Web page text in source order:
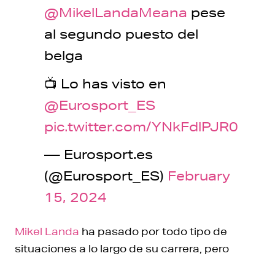
@MikelLandaMeana pese
al segundo puesto del
belga
📺 Lo has visto en
@Eurosport_ES
pic.twitter.com/YNkFdlPJR0
— Eurosport.es
(@Eurosport_ES) February
15, 2024
Mikel Landa ha pasado por todo tipo de
situaciones a lo largo de su carrera, pero